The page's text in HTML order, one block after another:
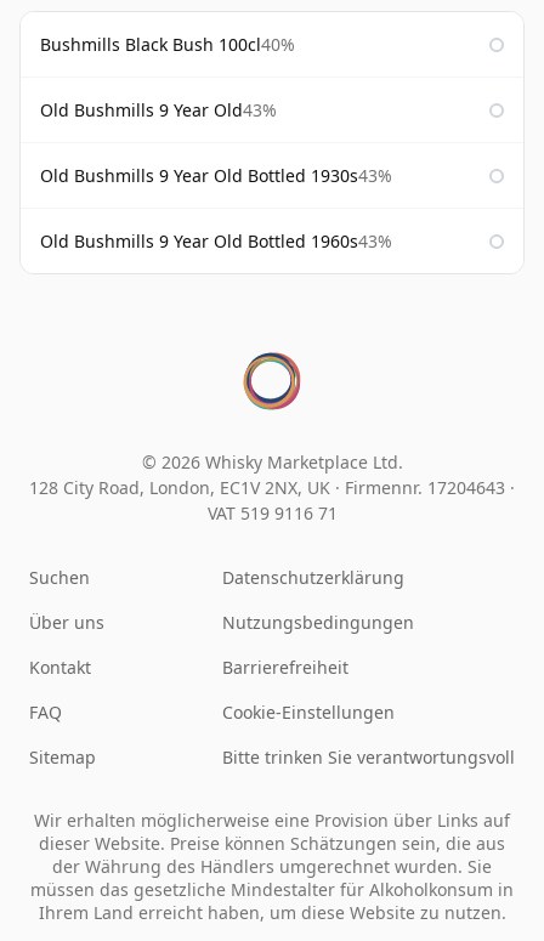
Bushmills Black Bush 100cl40%
Old Bushmills 9 Year Old43%
Old Bushmills 9 Year Old Bottled 1930s43%
Old Bushmills 9 Year Old Bottled 1960s43%
© 2026 Whisky Marketplace Ltd.
128 City Road, London, EC1V 2NX, UK · Firmennr. 17204643 ·
VAT 519 9116 71
Suchen
Über uns
Kontakt
FAQ
Sitemap
Datenschutzerklärung
Nutzungsbedingungen
Barrierefreiheit
Cookie-Einstellungen
Bitte trinken Sie verantwortungsvoll
Wir erhalten möglicherweise eine Provision über Links auf
dieser Website. Preise können Schätzungen sein, die aus
der Währung des Händlers umgerechnet wurden. Sie
müssen das gesetzliche Mindestalter für Alkoholkonsum in
Ihrem Land erreicht haben, um diese Website zu nutzen.